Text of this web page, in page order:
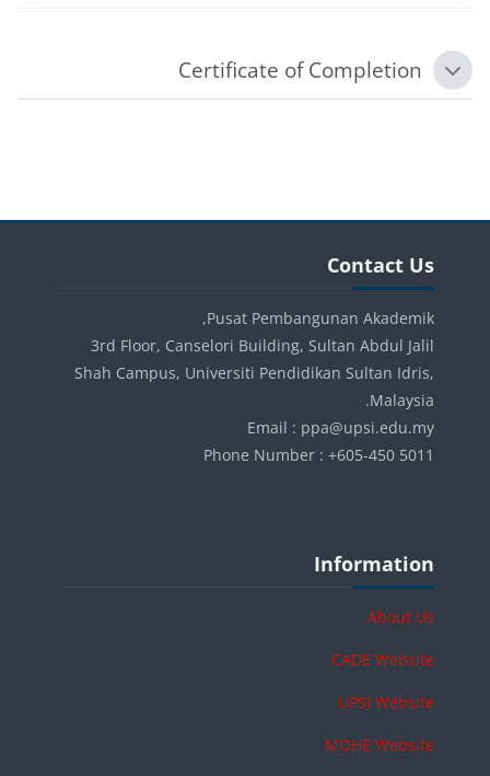
طي Certificate of Completion
الكتل
Contact Us
Pusat Pembangunan Akademik,
3rd Floor, Canselori Building, Sultan Abdul Jalil
Shah Campus, Universiti Pendidikan Sultan Idris,
Malaysia.
Email : ppa@upsi.edu.my
Phone Number : +605-450 5011
الكتل
Information
About Us
CADE Website
UPSI Website
MOHE Website